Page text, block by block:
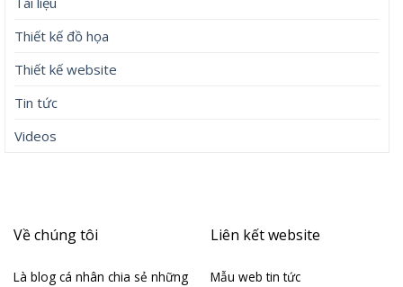
Thiết kế đồ họa
Thiết kế website
Tin tức
Videos
Về chúng tôi
Là blog cá nhân chia sẻ những
Liên kết website
Mẫu web tin tức